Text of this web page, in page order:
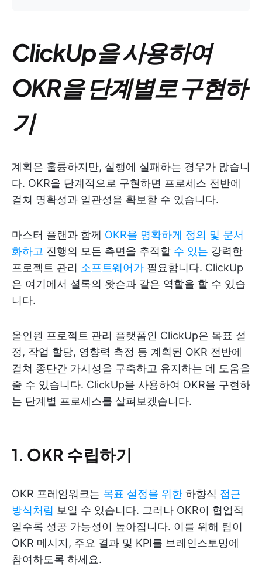
ClickUp을 사용하여
OKR을 단계별로 구현하
기
계획은 훌륭하지만, 실행에 실패하는 경우가 많습니
다. OKR을 단계적으로 구현하면 프로세스 전반에
걸쳐 명확성과 일관성을 확보할 수 있습니다.
마스터 플랜과 함께 OKR을 명확하게 정의 및 문서
화하고 진행의 모든 측면을 추적할 수 있는 강력한
프로젝트 관리 소프트웨어가 필요합니다. ClickUp
은 여기에서 셜록의 왓슨과 같은 역할을 할 수 있습
니다.
올인원 프로젝트 관리 플랫폼인 ClickUp은 목표 설
정, 작업 할당, 영향력 측정 등 계획된 OKR 전반에
걸쳐 종단간 가시성을 구축하고 유지하는 데 도움을
줄 수 있습니다. ClickUp을 사용하여 OKR을 구현하
는 단계별 프로세스를 살펴보겠습니다.
1. OKR 수립하기
OKR 프레임워크는 목표 설정을 위한 하향식 접근
방식처럼 보일 수 있습니다. 그러나 OKR이 협업적
일수록 성공 가능성이 높아집니다. 이를 위해 팀이
OKR 메시지, 주요 결과 및 KPI를 브레인스토밍에
참여하도록 하세요.